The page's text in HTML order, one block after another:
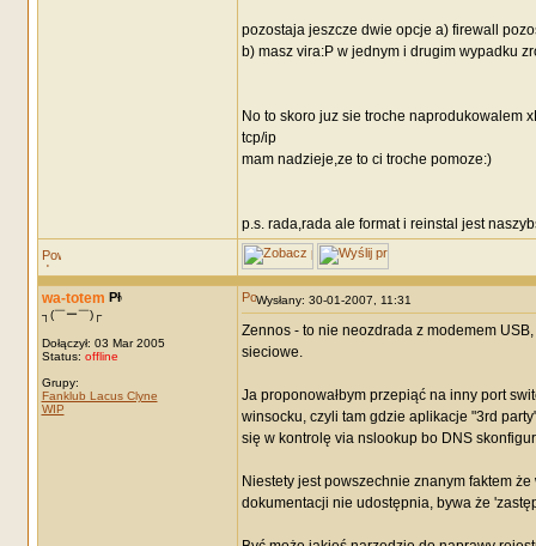
pozostaja jeszcze dwie opcje a) firewall
b) masz vira:P w jednym i drugim wypadku
No to skoro juz sie troche naprodukowalem
tcp/ip
mam nadzieje,ze to ci troche pomoze:)
p.s. rada,rada ale format i reinstal jest
wa-totem
┐(￣ー￣)┌
Dołączył: 03 Mar 2005
Status: offline
Grupy:
Fanklub Lacus Clyne
WIP
Wysłany: 30-01-2007, 11:31
Zennos - to nie neozdrada z modemem
sieciowe.
Ja proponowałbym przepiąć na inny port
winsocku, czyli tam gdzie aplikacje "3rd
się w kontrolę via nslookup bo DNS
Niestety jest powszechnie znanym faktem
dokumentacji nie udostępnia, bywa że